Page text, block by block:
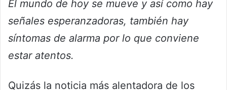
El mundo de hoy se mueve y así como hay
señales esperanzadoras, también hay
síntomas de alarma por lo que conviene
estar atentos.
Quizás la noticia más alentadora de los